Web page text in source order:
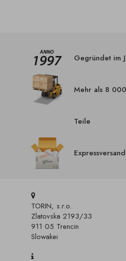
Gegründet im
Mehr als 8
Teile
Expressversand
TORIN, s.r.o.
Zlatovska 2193/33
911 05 Trencin
Slowakei